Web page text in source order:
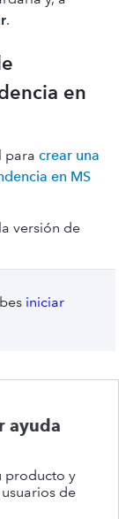
.
en
para crear una
en MS
versión de
iniciar
ayuda
producto y
de